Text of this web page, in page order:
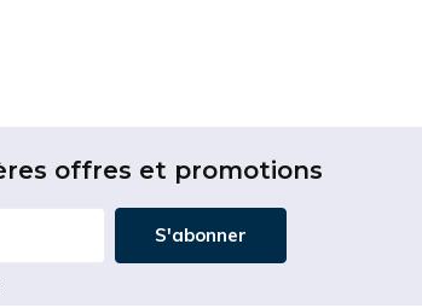
offres et promotions
S'abonner